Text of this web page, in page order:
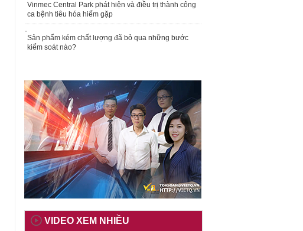
Vinmec Central Park phát hiện và điều trị thành công
ca bệnh tiêu hóa hiếm gặp
Sản phẩm kém chất lượng đã bỏ qua những bước
kiểm soát nào?
VIDEO XEM NHIỀU